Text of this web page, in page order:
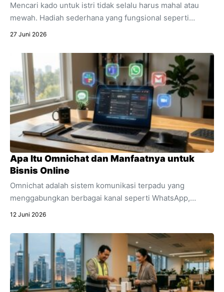
Mencari kado untuk istri tidak selalu harus mahal atau
mewah. Hadiah sederhana yang fungsional seperti
skincare sering kali jauh lebih berkesan. Temukan alasan
dijadikan kado spesial untuk mendukung aktivitasnya.
27 Juni 2026
Apa Itu Omnichat dan Manfaatnya untuk
Bisnis Online
Omnichat adalah sistem komunikasi terpadu yang
menggabungkan berbagai kanal seperti WhatsApp,
Instagram, dan live chat ke dalam satu dashboard.
perbedaannya dengan multichannel, dan manfaat
utamanya untuk efisiensi bisnis online Anda.
12 Juni 2026